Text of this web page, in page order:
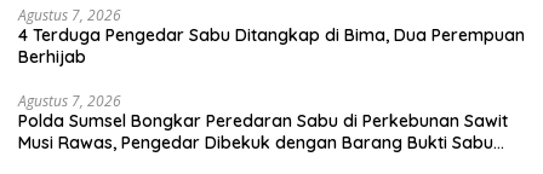
Agustus 7, 2026
4 Terduga Pengedar Sabu Ditangkap di Bima, Dua Perempuan
Berhijab
Agustus 7, 2026
Polda Sumsel Bongkar Peredaran Sabu di Perkebunan Sawit
Musi Rawas, Pengedar Dibekuk dengan Barang Bukti Sabu